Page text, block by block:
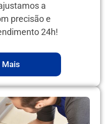
a
precisão e
24h!
Mais